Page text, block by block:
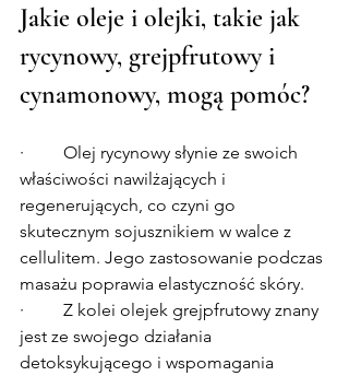
Jakie oleje i olejki, takie jak
rycynowy, grejpfrutowy i
cynamonowy, mogą pomóc?
·         Olej rycynowy słynie ze swoich
właściwości nawilżających i
regenerujących, co czyni go
skutecznym sojusznikiem w walce z
cellulitem. Jego zastosowanie podczas
masażu poprawia elastyczność skóry.
·         Z kolei olejek grejpfrutowy znany
jest ze swojego działania
detoksykującego i wspomagania